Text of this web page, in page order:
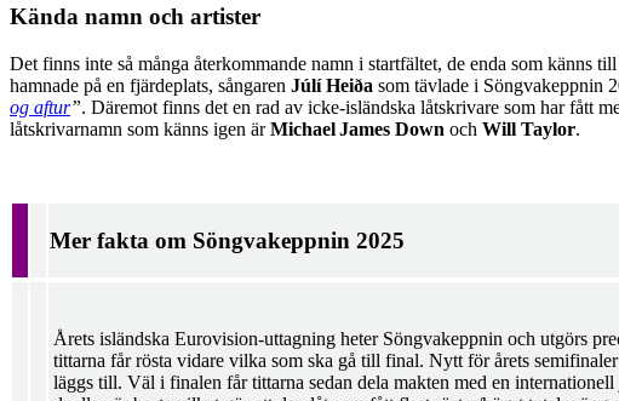
Kända namn och artister
Det finns inte så många återkommande namn i startfältet, de enda som känns
hamnade på en fjärdeplats, sångaren Júlí Heiða som tävlade i Söngvakeppnin
og aftur”. Däremot finns det en rad av icke-isländska låtskrivare som har fått
låtskrivarnamn som känns igen ärMichael James Down och Will Taylor.
Mer fakta om Söngvakeppnin 2025
Årets isländska Eurovision-uttagning heter Söngvakeppnin och utgörs
tittarna får rösta vidare vilka som ska gå till final. Nytt för årets
läggs till. Väl i finalen får tittarna sedan dela makten med en